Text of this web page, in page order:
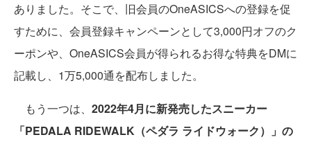
ありました。そこで、旧会員のOneASICSへの登録を促
すために、会員登録キャンペーンとして3,000円オフのク
ーポンや、OneASICS会員が得られるお得な特典をDMに
記載し、1万5,000通を配布しました。
もう一つは、 2022年4月に新発売したスニーカー
「PEDALA RIDEWALK（ペダラ ライドウォーク）」の